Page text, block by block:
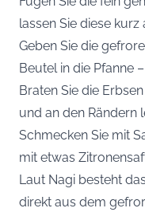
lassen Sie diese kurz
Geben Sie die
Beutel in die Pfanne
Braten Sie die
und an den Rändern
Schmecken Sie mit
mit etwas
Laut Nagi besteht
direkt aus dem